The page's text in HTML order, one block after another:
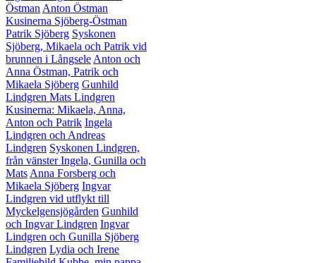
Östman Anton Östman
Kusinerna Sjöberg-Östman
Patrik Sjöberg Syskonen
Sjöberg, Mikaela och Patrik vid
brunnen i Långsele Anton och
Anna Östman, Patrik och
Mikaela Sjöberg Gunhild
Lindgren Mats Lindgren
Kusinerna: Mikaela, Anna,
Anton och Patrik Ingela
Lindgren och Andreas
Lindgren Syskonen Lindgren,
från vänster Ingela, Gunilla och
Mats Anna Forsberg och
Mikaela Sjöberg Ingvar
Lindgren vid utflykt till
Myckelgensjögården Gunhild
och Ingvar Lindgren Ingvar
Lindgren och Gunilla Sjöberg
Lindgren Lydia och Irene